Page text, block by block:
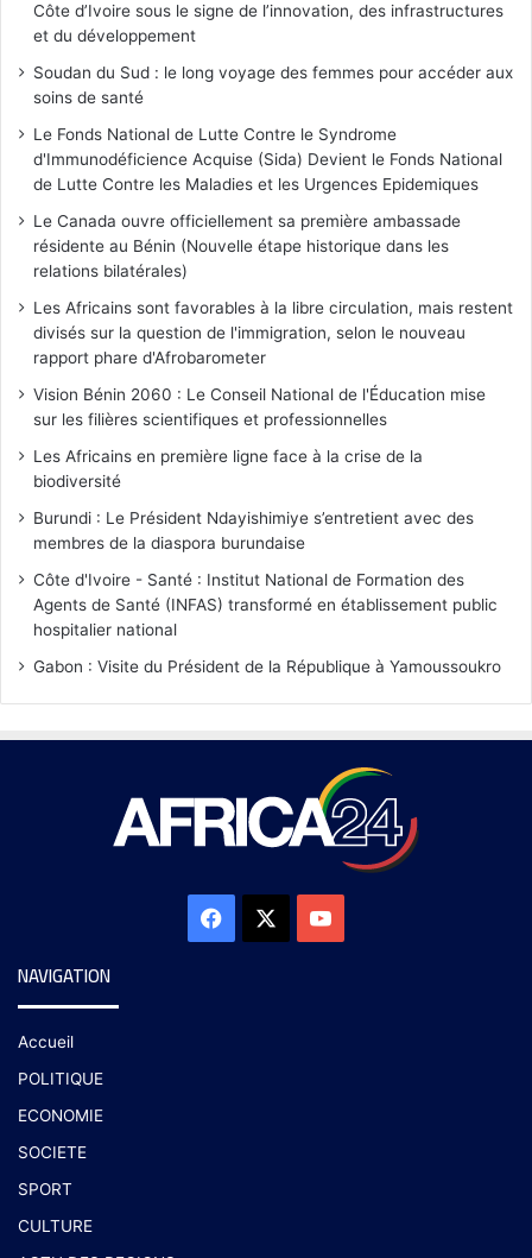
Côte d’Ivoire sous le signe de l’innovation, des infrastructures
et du développement
Soudan du Sud : le long voyage des femmes pour accéder aux
soins de santé
Le Fonds National de Lutte Contre le Syndrome
d'Immunodéficience Acquise (Sida) Devient le Fonds National
de Lutte Contre les Maladies et les Urgences Epidemiques
Le Canada ouvre officiellement sa première ambassade
résidente au Bénin (Nouvelle étape historique dans les
relations bilatérales)
Les Africains sont favorables à la libre circulation, mais restent
divisés sur la question de l'immigration, selon le nouveau
rapport phare d'Afrobarometer
Vision Bénin 2060 : Le Conseil National de l'Éducation mise
sur les filières scientifiques et professionnelles
Les Africains en première ligne face à la crise de la
biodiversité
Burundi : Le Président Ndayishimiye s’entretient avec des
membres de la diaspora burundaise
Côte d'Ivoire - Santé : Institut National de Formation des
Agents de Santé (INFAS) transformé en établissement public
hospitalier national
Gabon : Visite du Président de la République à Yamoussoukro
NAVIGATION
Accueil
POLITIQUE
ECONOMIE
SOCIETE
SPORT
CULTURE